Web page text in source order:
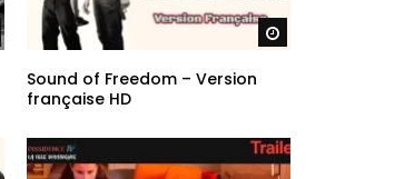
Regarder plus tard
Sound of Freedom – Version
française HD